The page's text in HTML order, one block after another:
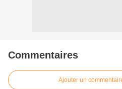
Commentaires
Ajouter un